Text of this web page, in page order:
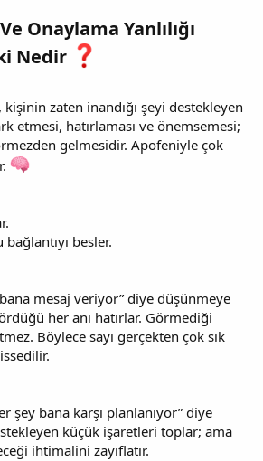
Onaylama Yanlılığı
Nedir
, kişinin zaten inandığı şeyi destekleyen
etmesi, hatırlaması ve önemsemesi;
gelmesidir. Apofeniyle çok
bağlantıyı besler.
mesaj veriyor” diye düşünmeye
her anı hatırlar. Görmediği
Böylece sayı gerçekten çok sık
şey bana karşı planlanıyor” diye
küçük işaretleri toplar; ama
ihtimalini zayıflatır.